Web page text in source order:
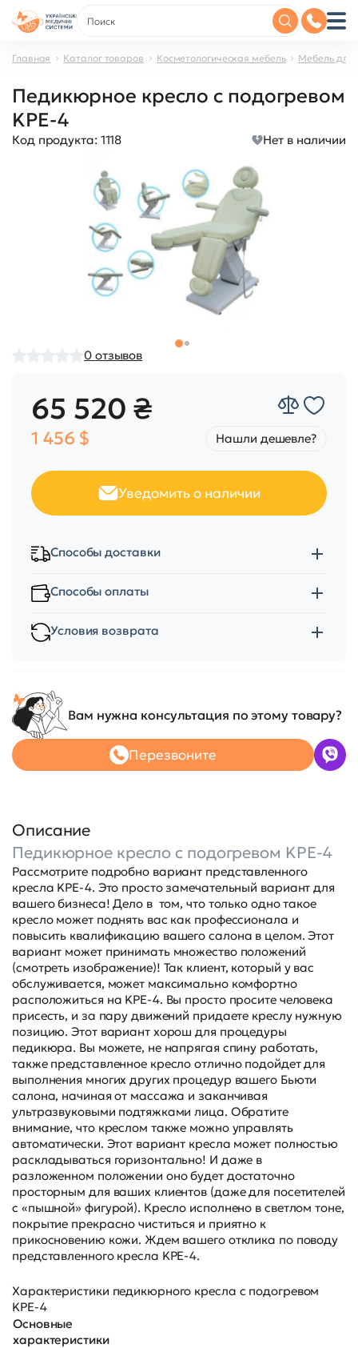
Главная Каталог товаров Косметологическая мебель Мебель
Педикюрное кресло с подогревом
KPE-4
Код продукта: 1118 Нет в наличии
0 отзывов
65 520 ₴
1 456 $ Нашли дешевле?
Уведомить о наличии
Способы доставки
Способы оплаты
Условия возврата
Вам нужна консультация по этому товару?
Перезвоните
Описание
Педикюрное кресло с подогревом KPE-4
Рассмотрите подробно вариант представленного
кресла KPE-4. Это просто замечательный вариант для
вашего бизнеса! Дело в том, что только одно такое
кресло может поднять вас как профессионала и
повысить квалификацию вашего салона в целом. Этот
вариант может принимать множество положений
(смотреть изображение)! Так клиент, который у вас
обслуживается, может максимально комфортно
расположиться на KPE-4. Вы просто просите человека
присесть, и за пару движений придаете креслу нужную
позицию. Этот вариант хорош для процедуры
педикюра. Вы можете, не напрягая спину работать,
также представленное кресло отлично подойдет для
выполнения многих других процедур вашего Бьюти
салона, начиная от массажа и заканчивая
ультразвуковыми подтяжками лица. Обратите
внимание, что креслом также можно управлять
автоматически. Этот вариант кресла может полностью
раскладываться горизонтально! И даже в
разложенном положении оно будет достаточно
просторным для ваших клиентов (даже для посетителей
с «пышной» фигурой). Кресло исполнено в светлом тоне,
покрытие прекрасно чиститься и приятно к
прикосновению кожи. Ждем вашего отклика по поводу
представленного кресла KPE-4.
Характеристики педикюрного кресла с подогревом
KPE-4
Основные
характеристики